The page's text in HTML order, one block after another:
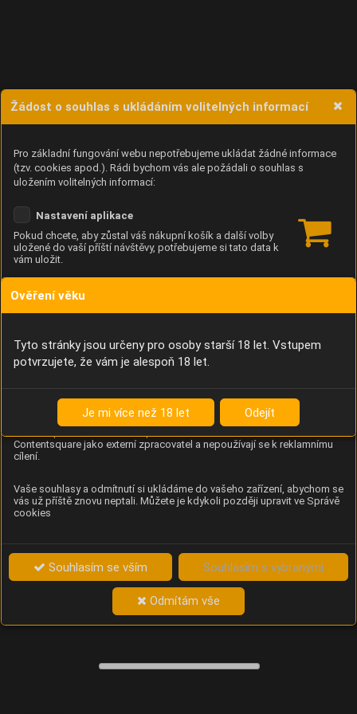
Žádost o souhlas s ukládáním volitelných informací
Pro základní fungování webu nepotřebujeme ukládat žádné informace
(tzv. cookies apod.). Rádi bychom vás ale požádali o souhlas s
uložením volitelných informací:
Nastavení aplikace
Pokud chcete, aby zůstal váš nákupní košík a další volby
uložené do vaší příští návštěvy, potřebujeme si tato data k
vám uložit.
Anonymní unikátní ID
Díky němu příště poznáme, že se jedná o stejné zařízení, a
Identifikátor je zcela anonymní.
Analýza chování návštěvníků na webu (pohyb kurzoru,
kliknutí, procházení stránek a heatmapy), která
provozovateli e-shopu Betelné škopek pomáhá zlepšovat
Contentsquare jako externí zpracovatel a nepoužívají se k reklamnímu
cílení.
Vaše souhlasy a odmítnutí si ukládáme do vašeho zařízení, abychom se
vás už příště znovu neptali. Můžete je kdykoli později upravit ve Správě
cookies
Souhlasím se vším Souhlasím s vybranými
Odmítám vše
Ověření věku
Tyto stránky jsou určeny pro osoby starší 18 let. Vstupem
potvrzujete, že vám je alespoň 18 let.
Je mi více než 18 let Odejít